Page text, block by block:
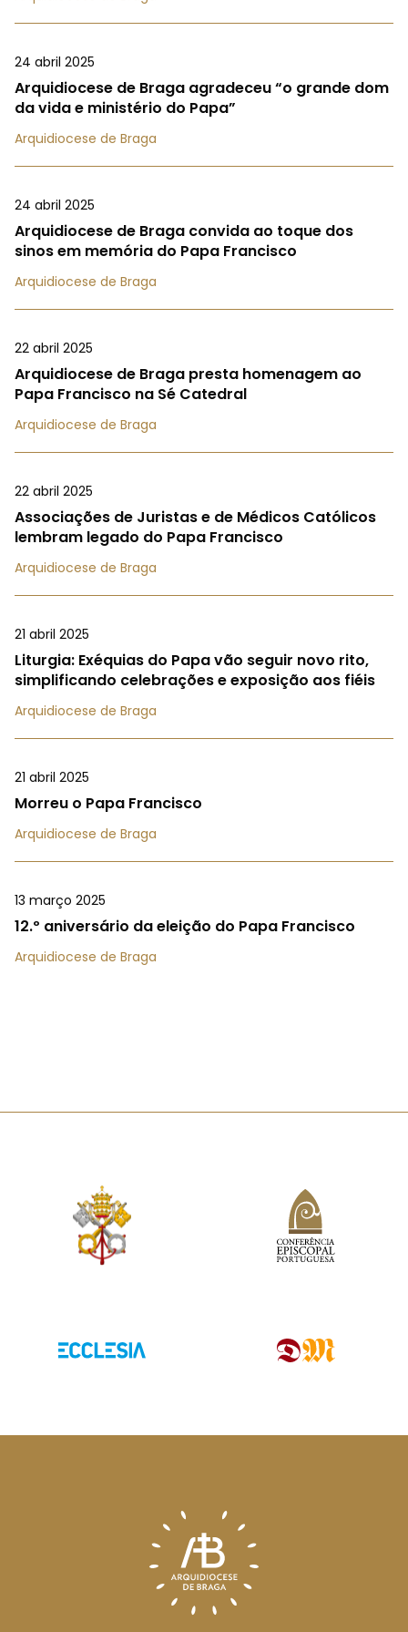
24 abril 2025
Arquidiocese de Braga agradeceu “o grande dom
da vida e ministério do Papa”
Arquidiocese de Braga
24 abril 2025
Arquidiocese de Braga convida ao toque dos
sinos em memória do Papa Francisco
Arquidiocese de Braga
22 abril 2025
Arquidiocese de Braga presta homenagem ao
Papa Francisco na Sé Catedral
Arquidiocese de Braga
22 abril 2025
Associações de Juristas e de Médicos Católicos
lembram legado do Papa Francisco
Arquidiocese de Braga
21 abril 2025
Liturgia: Exéquias do Papa vão seguir novo rito,
simplificando celebrações e exposição aos fiéis
Arquidiocese de Braga
21 abril 2025
Morreu o Papa Francisco
Arquidiocese de Braga
13 março 2025
12.º aniversário da eleição do Papa Francisco
Arquidiocese de Braga